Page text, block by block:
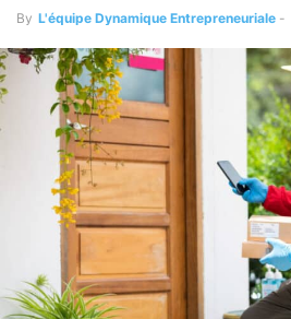
By L'équipe Dynamique Entrepreneuriale -